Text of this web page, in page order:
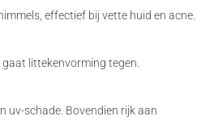
effectief bij vette huid en acne.
littekenvorming tegen.
uv-schade. Bovendien rijk aan